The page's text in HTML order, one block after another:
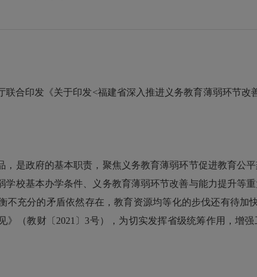
印发《关于印发<福建省深入推进义务教育薄弱环节改
政府的基本职责，聚焦义务教育薄弱环节促进教育公
校基本办学条件、义务教育薄弱环节改善与能力提升等
不充分的矛盾依然存在，教育资源均等化的步伐还有待加
》（教财〔2021〕3号），为切实发挥省级统筹作用，增